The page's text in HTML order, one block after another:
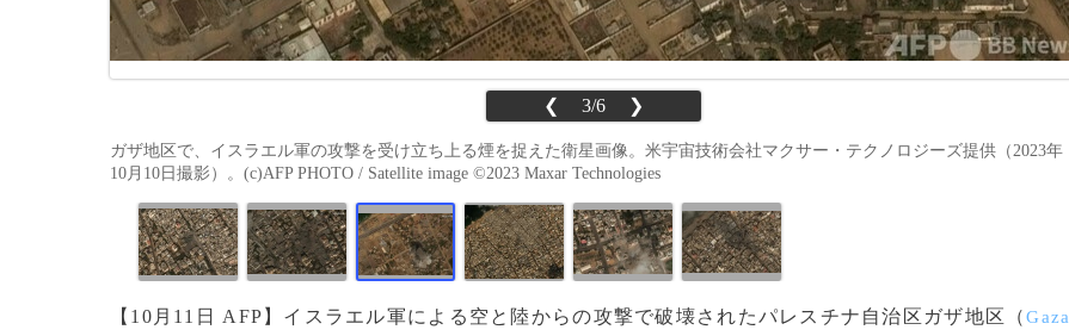
❮ 3/6 ❯
ガザ地区で、イスラエル軍の攻撃を受け立ち上る煙を捉えた衛星画像。米宇宙技術会社マクサー・テクノロジーズ提供（2023年
10月10日撮影）。(c)AFP PHOTO / Satellite image ©2023 Maxar Technologies
【10月11日 AFP】イスラエル軍による空と陸からの攻撃で破壊されたパレスチナ自治区ガザ地区（Gaza